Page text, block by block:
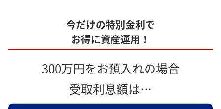
今だけの特別金利で
お得に資産運用！
300万円をお預入れの場合
受取利息額は…